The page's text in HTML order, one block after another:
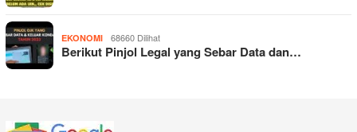
EKONOMI 68660 Dilihat
Berikut Pinjol Legal yang Sebar Data dan…